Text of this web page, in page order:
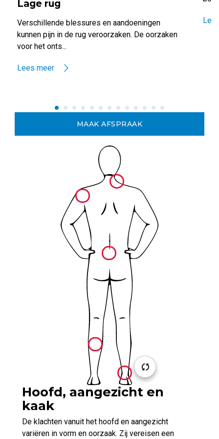
Lage rug
Verschillende blessures en aandoeningen
kunnen pijn in de rug veroorzaken. De oorzaken
voor het onts...
Lees meer
MAAK AFSPRAAK
Hoofd, aangezicht en
kaak
De klachten vanuit het hoofd en aangezicht
variëren in vorm en oorzaak. Zij vereisen een